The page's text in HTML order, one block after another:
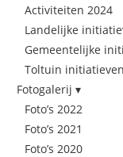
Activiteiten 2024
Landelijke
Gemeentelijke
Toltuin initiatieven
Fotogalerij
Foto’s 2022
Foto’s 2021
Foto’s 2020